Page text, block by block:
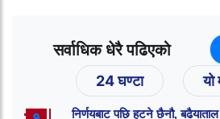
सर्वाधिक धेरै पढिएको
24 घण्टा
यो
निर्णयबाट पछि हटने छैनौ,